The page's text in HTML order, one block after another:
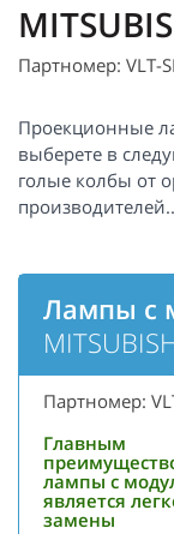
Партномер: VLT-
Проекционные
выберете в
голые колбы от
Лампы с
Партномер:
Главным
лампы с
является
замены